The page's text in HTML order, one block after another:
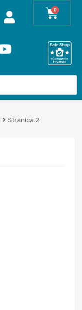
0
Stranica 2